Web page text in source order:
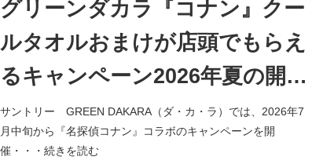
グリーンダカラ『コナン』クー
ルタオルおまけが店頭でもらえ
るキャンペーン2026年夏の開催
店はどこ？ノベルティは4種
類！
サントリー GREEN DAKARA（ダ・カ・ラ）では、2026年7
月中旬から『名探偵コナン』コラボのキャンペーンを開
催・・・続きを読む